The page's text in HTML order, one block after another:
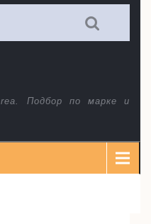
Подбор по марке и